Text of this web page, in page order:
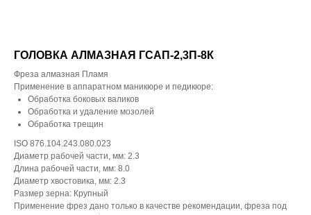
ГОЛОВКА АЛМАЗНАЯ ГСАП-2,3П-8К
Фреза алмазная Пламя
Применение в аппаратном маникюре и педикюре:
Обработка боковых валиков
Обработка и удаление мозолей
Обработка трещин
ISO 876.104.243.080.023
Диаметр рабочей части, мм: 2.3
Длина рабочей части, мм: 8.0
Диаметр хвостовика, мм: 2.3
Размер зерна: Крупный
Применение фрез дано только в качестве рекомендации, фреза под